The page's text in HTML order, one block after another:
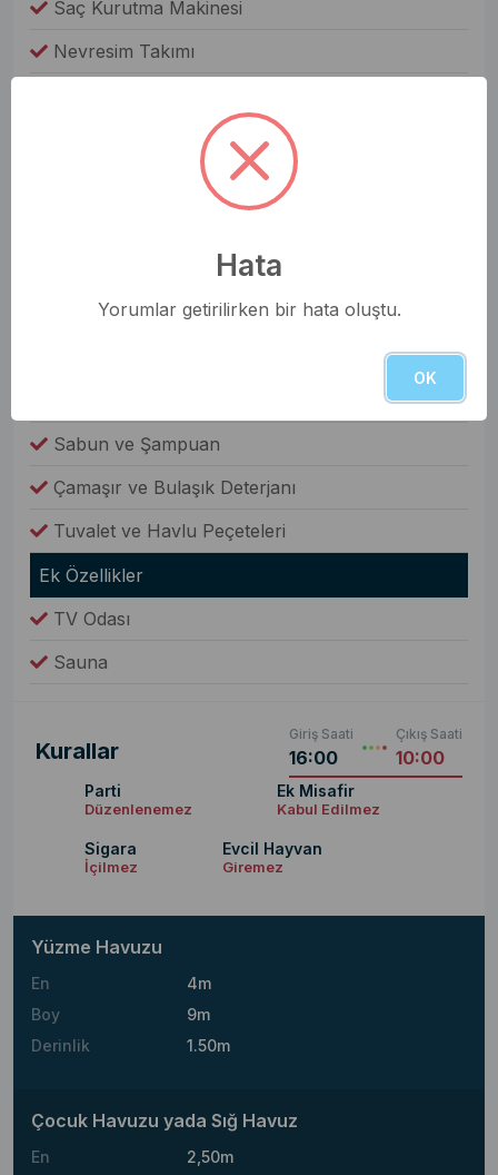
Saç Kurutma Makinesi
Nevresim Takımı
Çamaşır Makinesi
Sabun ve Şampuan
Çamaşır ve Bulaşık Deterjanı
Tuvalet ve Havlu Peçeteleri
Ek Özellikler
TV Odası
Sauna
Kurallar
Giriş Saati
16:00
Çıkış Saati
10:00
Parti
Düzenlenemez
Ek Misafir
Kabul Edilmez
Sigara
İçilmez
Evcil Hayvan
Giremez
Yüzme Havuzu
En
4m
Boy
9m
Derinlik
1.50m
Çocuk Havuzu yada Sığ Havuz
En
2,50m
Hata
Yorumlar getirilirken bir hata oluştu.
OK